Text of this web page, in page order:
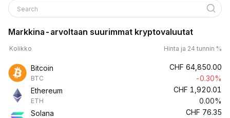
Search
Markkina-arvoltaan suurimmat kryptovaluutat
Kolikko Hinta ja 24 tunnin %
Bitcoin
BTC
CHF 64,850.00
-0.30%
Ethereum
ETH
CHF 1,920.01
0.00%
Solana
CHF 76.35